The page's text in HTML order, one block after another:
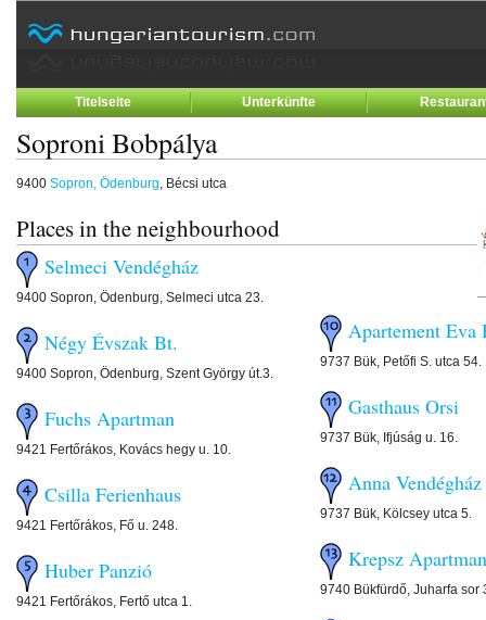
Titelseite Unterkünfte
Soproni Bobpálya
9400 Sopron, Ödenburg, Bécsi utca
Places in the neighbourhood
Selmeci Vendégház
9400 Sopron, Ödenburg, Selmeci utca 23.
Négy Évszak Bt.
9400 Sopron, Ödenburg, Szent György út.3.
Fuchs Apartman
9421 Fertőrákos, Kovács hegy u. 10.
Csilla Ferienhaus
9421 Fertőrákos, Fő u. 248.
Huber Panzió
9421 Fertőrákos, Fertő utca 1.
Apartement Eva
9737 Bük, Petőfi S. utca 54.
Gasthaus Orsi
9737 Bük, Ifjúság u. 16.
Anna
9737 Bük, Kölcsey utca 5.
Krepsz
9740 Bükfürdő, Juharfa sor